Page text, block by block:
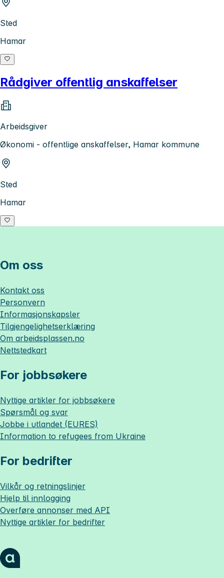
Sted
Hamar
Rådgiver offentlig anskaffelser
Arbeidsgiver
Økonomi - offentlige anskaffelser, Hamar kommune
Sted
Hamar
Om oss
Kontakt oss
Personvern
Informasjonskapsler
Tilgjengelighetserklæring
Om arbeidsplassen.no
Nettstedkart
For jobbsøkere
Nyttige artikler for jobbsøkere
Spørsmål og svar
Jobbe i utlandet (EURES)
Information to refugees from Ukraine
For bedrifter
Vilkår og retningslinjer
Hjelp til innlogging
Overføre annonser med API
Nyttige artikler for bedrifter